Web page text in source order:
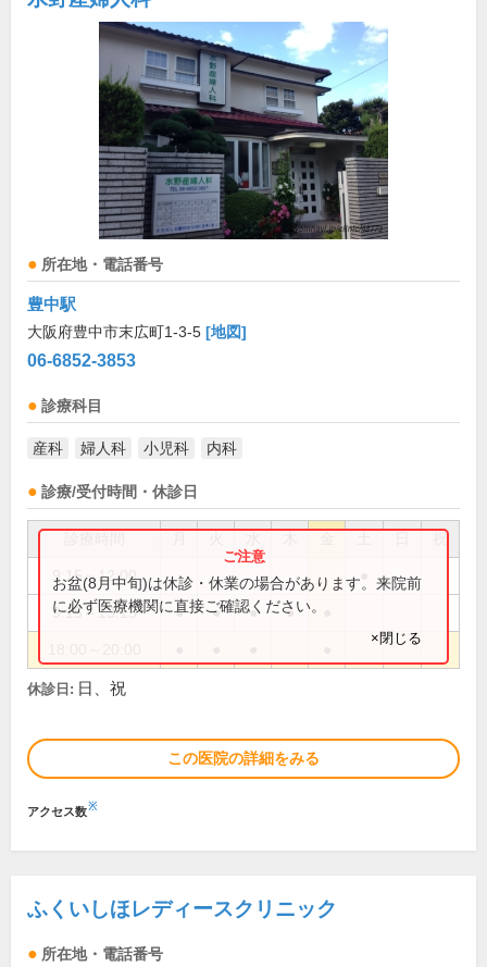
所在地・電話番号
豊中駅
大阪府豊中市末広町1-3-5 [地図]
06-6852-3853
診療科目
産科 婦人科 小児科 内科
診療/受付時間・休診日
祝
9:15～12:00
9:15～13:15 ● ● ● ●
お盆(8月中旬)は休診・休業の場合があります。来院前
に必ず医療機関に直接ご確認ください。
×閉じる
休診日: 日、祝
この医院の詳細をみる
アクセス数※
ふくいしほレディースクリニック
所在地・電話番号